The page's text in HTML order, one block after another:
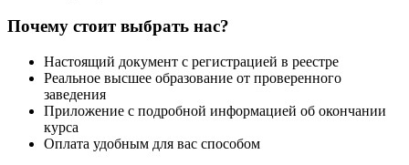
Почему стоит выбрать нас?
Настоящий документ с регистрацией в реестре
Реальное высшее образование от проверенного
заведения
Приложение с подробной информацией об окончании
курса
Оплата удобным для вас способом